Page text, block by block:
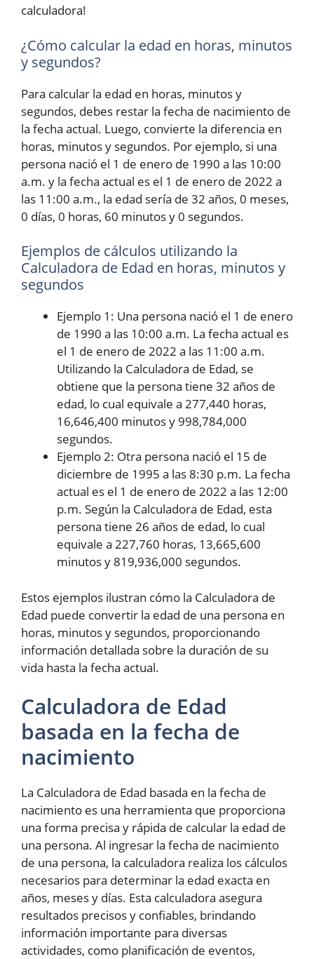
calculadora!
¿Cómo calcular la edad en horas, minutos
y segundos?
Para calcular la edad en horas, minutos y
segundos, debes restar la fecha de nacimiento de
la fecha actual. Luego, convierte la diferencia en
horas, minutos y segundos. Por ejemplo, si una
persona nació el 1 de enero de 1990 a las 10:00
a.m. y la fecha actual es el 1 de enero de 2022 a
las 11:00 a.m., la edad sería de 32 años, 0 meses,
0 días, 0 horas, 60 minutos y 0 segundos.
Ejemplos de cálculos utilizando la
Calculadora de Edad en horas, minutos y
segundos
Ejemplo 1: Una persona nació el 1 de enero
de 1990 a las 10:00 a.m. La fecha actual es
el 1 de enero de 2022 a las 11:00 a.m.
Utilizando la Calculadora de Edad, se
obtiene que la persona tiene 32 años de
edad, lo cual equivale a 277,440 horas,
16,646,400 minutos y 998,784,000
segundos.
Ejemplo 2: Otra persona nació el 15 de
diciembre de 1995 a las 8:30 p.m. La fecha
actual es el 1 de enero de 2022 a las 12:00
p.m. Según la Calculadora de Edad, esta
persona tiene 26 años de edad, lo cual
equivale a 227,760 horas, 13,665,600
minutos y 819,936,000 segundos.
Estos ejemplos ilustran cómo la Calculadora de
Edad puede convertir la edad de una persona en
horas, minutos y segundos, proporcionando
información detallada sobre la duración de su
vida hasta la fecha actual.
Calculadora de Edad
basada en la fecha de
nacimiento
La Calculadora de Edad basada en la fecha de
nacimiento es una herramienta que proporciona
una forma precisa y rápida de calcular la edad de
una persona. Al ingresar la fecha de nacimiento
de una persona, la calculadora realiza los cálculos
necesarios para determinar la edad exacta en
años, meses y días. Esta calculadora asegura
resultados precisos y confiables, brindando
información importante para diversas
actividades, como planificación de eventos,